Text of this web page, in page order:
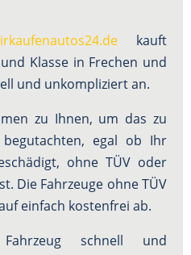
kauft
Klasse in Frechen und
und unkompliziert an.
zu Ihnen, um das zu
egal ob Ihr
ohne TÜV oder
Die Fahrzeuge ohne TÜV
einfach kostenfrei ab.
schnell und